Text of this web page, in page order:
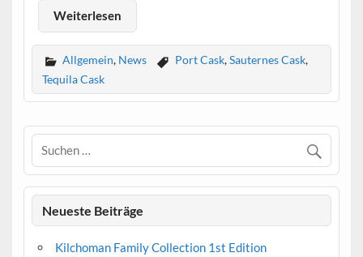
Weiterlesen
Allgemein, News Port Cask,Sauternes Cask,
Tequila Cask
Neueste Beiträge
Kilchoman Family Collection 1st Edition